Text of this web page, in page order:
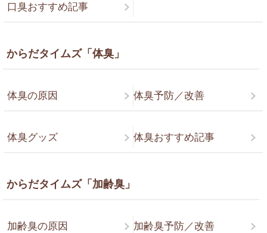
口臭おすすめ記事
からだタイムズ「体臭」
体臭の原因 体臭予防／改善
体臭グッズ 体臭おすすめ記事
からだタイムズ「加齢臭」
加齢臭の原因 加齢臭予防／改善